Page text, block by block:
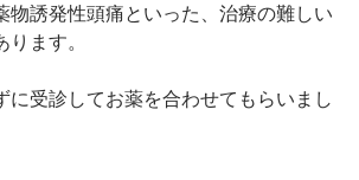
物誘発性頭痛といった、治療の難しい
ます。
に受診してお薬を合わせてもらいまし